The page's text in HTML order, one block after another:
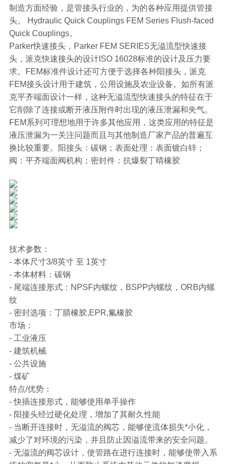
制造方面经验，是管接头行业的，为的各种应用提供管接
头。 Hydraulic Quick Couplings FEM Series Flush-faced
Quick Couplings。
Parker快速接头，Parker FEM SERIES无溢流型快速接
头，派克快速接头的设计ISO 16028标准的设计及压力要
求。FEM标准件设计还可方便于选择各种阳接头，派克
FEM接头设计用于建筑，公用设施及农业设备。如所有派
克平齐端面设计一样，这种无溢流型快速接头的特征在于
它削除了连接或断开液压附件时出现的液压泄漏和夹气。
FEM系列可理想地用于许多其他应用，这类应用的特征是
液压泄漏为一关注问题而且与其他制造厂家产品的普遍互
换比较重要。阳接头：碳钢；表面处理：表面镀白锌；
阀：平齐端面阀机构；密封件：抗爆裂丁晴橡胶
技术参数：
- 本体尺寸3/8英寸 至 1英寸
- 本体材料：碳钢
- 尾端连接形式：NPSF内螺纹，BSPP内螺纹，ORB内螺
纹
- 密封选项：丁腈橡胶,EPR,氟橡胶
市场：
- 工业液压
- 建筑机械
- 公共设施
- 煤矿
特点/优势：
- 快插连接形式，能够使用单手操作
- 阳接头经过硬化处理，增加了其耐久性能
- 当断开连接时，无溢流的阀芯，能够使流体损失*小化，
减少了对环境的污染，并且防止因溢流带来的安全问题。
- 无溢流的阀芯设计，使管路在进行连接时，能够使带入系